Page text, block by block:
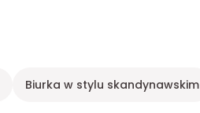
Biurka w stylu skandynawskim